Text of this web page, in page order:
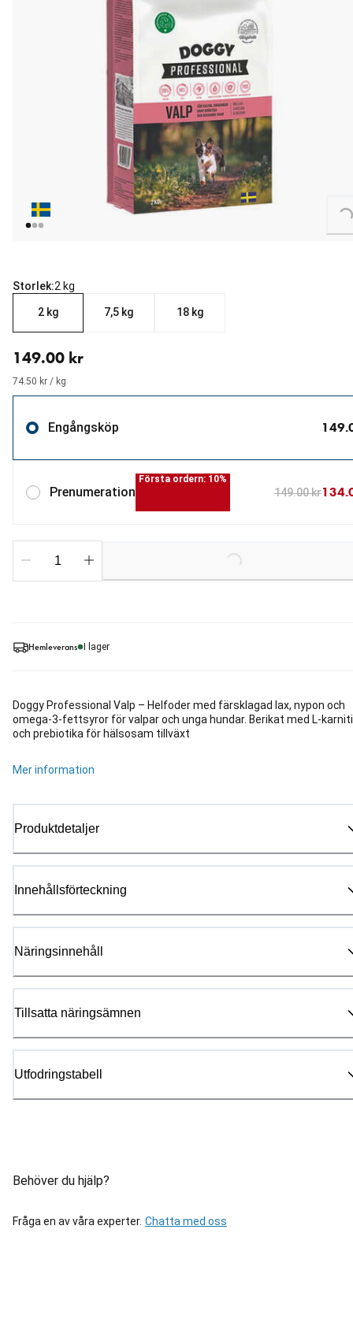
Loading...
Hemleverans I lager
Doggy Professional Valp – Helfoder med färsklagad lax, nypon och
omega-3-fettsyror för valpar och unga hundar. Berikat med L-
och prebiotika för hälsosam tillväxt
Mer information
Produktdetaljer
Innehållsförteckning
Näringsinnehåll
Tillsatta näringsämnen
Utfodringstabell
Behöver du hjälp?
Fråga en av våra experter. Chatta med oss
Storlek:2 kg
2 kg 7,5 kg 18 kg
149.00 kr
74.50 kr / kg
Engångsköp
Prenumeration
Första ordern: 10%
149.00 kr
Loading...